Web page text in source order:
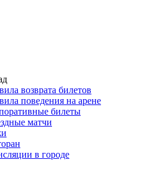
возврата билетов
поведения на арене
билеты
матчи
в городе